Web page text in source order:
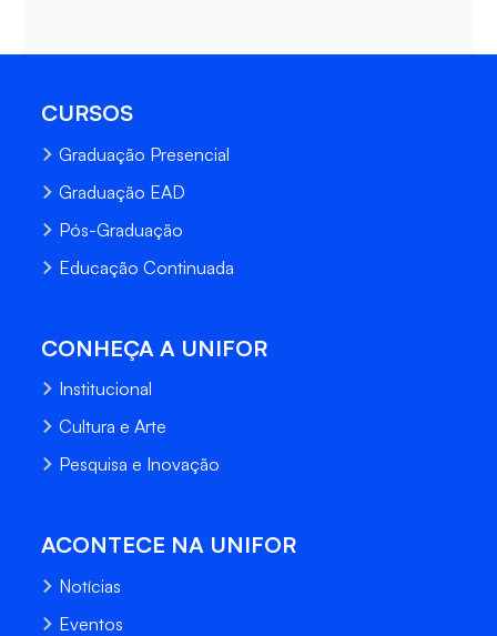
CURSOS
Graduação Presencial
Graduação EAD
Pós-Graduação
Educação Continuada
CONHEÇA A UNIFOR
Institucional
Cultura e Arte
Pesquisa e Inovação
ACONTECE NA UNIFOR
Notícias
Eventos